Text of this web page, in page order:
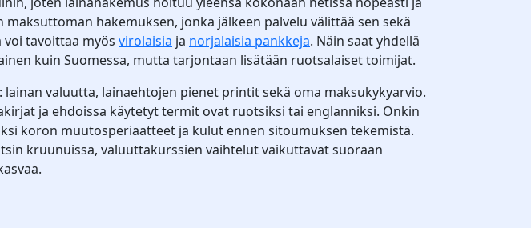
maksuttoman hakemuksen, jonka jälkeen palvelu välittää sen sekä
voi tavoittaa myös virolaisia ja norjalaisia pankkeja. Näin saat yhdellä
kuin Suomessa, mutta tarjontaan lisätään ruotsalaiset toimijat.
valuutta, lainaehtojen pienet printit sekä oma maksukykyarvio.
ja ehdoissa käytetyt termit ovat ruotsiksi tai englanniksi. Onkin
koron muutosperiaatteet ja kulut ennen sitoumuksen tekemistä.
kruunuissa, valuuttakurssien vaihtelut vaikuttavat suoraan